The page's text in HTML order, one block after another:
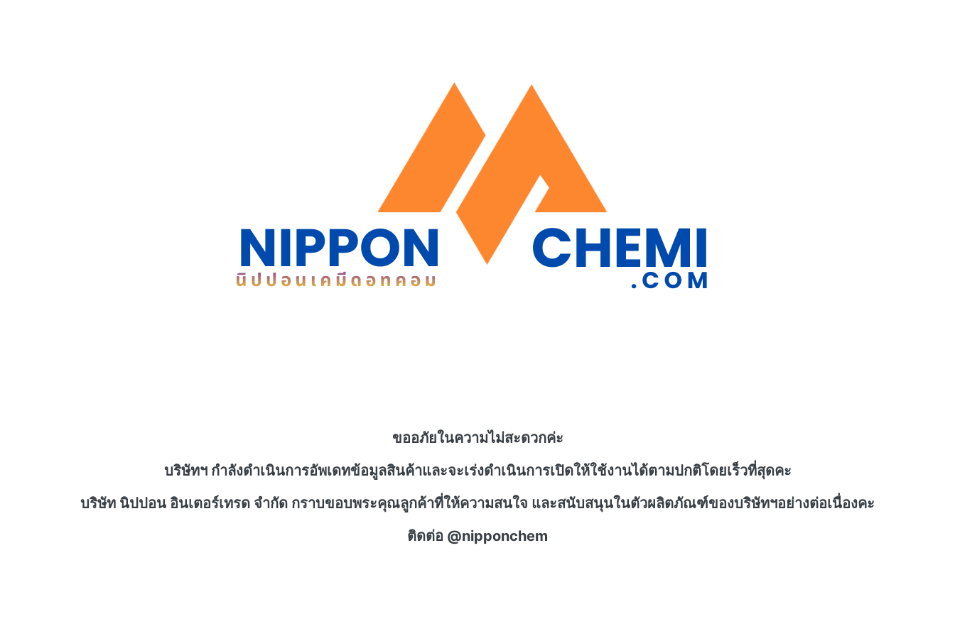
ขออภัยในความไม่สะดวกค่ะ
บริษัทฯ กำลังดำเนินการอัพเดทข้อมูลสินค้าและจะเร่งดำเนินการเปิดให้ใช้งานได้ตามปกติโดยเร็วที่สุดคะ
บริษัท นิปปอน อินเตอร์เทรด จำกัด กราบขอบพระคุณลูกค้าที่ให้ความสนใจ และสนับสนุนในตัวผลิตภัณฑ์ของบริษัทฯอย่างต่อเนื่องคะ
ติดต่อ @nipponchem